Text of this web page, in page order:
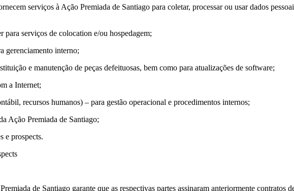
serviços à Ação Premiada de Santiago para coletar, processar ou usar dados
para serviços de colocation e/ou hospedagem;
gerenciamento interno;
e manutenção de peças defeituosas, bem como para atualizações de software;
a Internet;
recursos humanos) – para gestão operacional e procedimentos internos;
Ação Premiada de Santiago;
e prospects.
de Santiago garante que as respectivas partes assinaram anteriormente contratos